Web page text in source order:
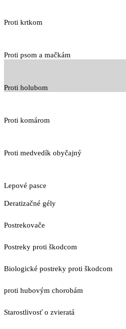
Proti krtkom
Proti psom a mačkám
Proti holubom
Proti komárom
Proti medvedík obyčajný
Lepové pasce
Deratizačné gély
Postrekovače
Postreky proti škodcom
Biologické postreky proti škodcom
proti hubovým chorobám
Starostlivosť o zvieratá